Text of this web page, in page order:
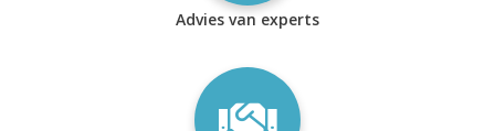
Advies van experts